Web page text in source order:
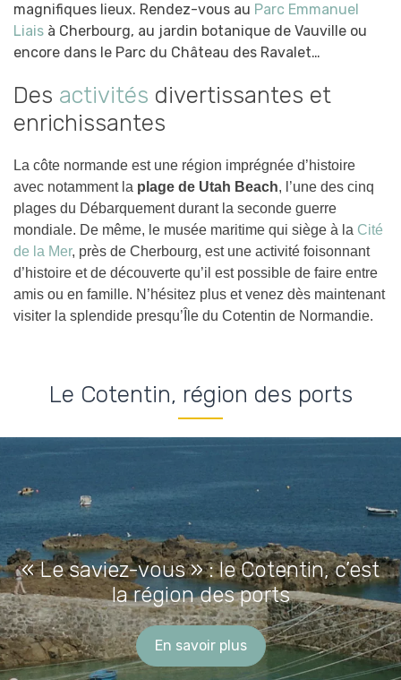
magnifiques lieux. Rendez-vous au Parc Emmanuel
Liais à Cherbourg, au jardin botanique de Vauville ou
encore dans le Parc du Château des Ravalet…
Des activités divertissantes et
enrichissantes
La côte normande est une région imprégnée d’histoire
avec notamment la plage de Utah Beach, l’une des cinq
plages du Débarquement durant la seconde guerre
mondiale. De même, le musée maritime qui siège à la Cité
de la Mer, près de Cherbourg, est une activité foisonnant
d’histoire et de découverte qu’il est possible de faire entre
amis ou en famille. N’hésitez plus et venez dès maintenant
visiter la splendide presqu’Île du Cotentin de Normandie.
Le Cotentin, région des ports
« Le saviez-vous » : le Cotentin, c’est
la région des ports
En savoir plus